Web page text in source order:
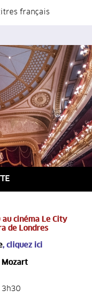
français
cinéma Le City
de Londres
, cliquez ici
Mozart
3h30